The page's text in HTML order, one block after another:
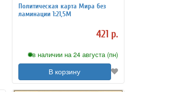
Политическая карта Мира без
ламинации 1:21,5М
421 р.
в наличии на 24 августа (пн)
В корзину